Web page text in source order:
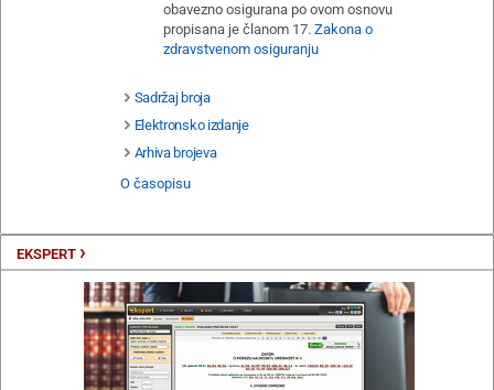
obavezno osigurana po ovom osnovu
propisana je članom 17. Zakona o
zdravstvenom osiguranju
Sadržaj broja
Elektronsko izdanje
Arhiva brojeva
O časopisu
EKSPERT ›